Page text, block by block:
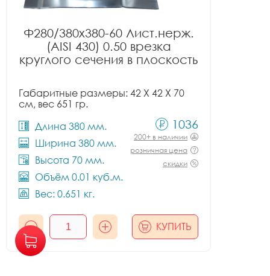
Ф280/380x380-60 Лист.нерж.
(AISI 430) 0.50 врезка
круглого сечения в плоскость
Габаритные размеры: 42 X 42 X 70
см, вес 651 гр.
Длина 380 мм.
Ширина 380 мм.
Высота 70 мм.
Объём 0.01 куб.м.
Вес: 0.651 кг.
1036
200+ в наличии
розничная цена
скидки
КУПИТЬ